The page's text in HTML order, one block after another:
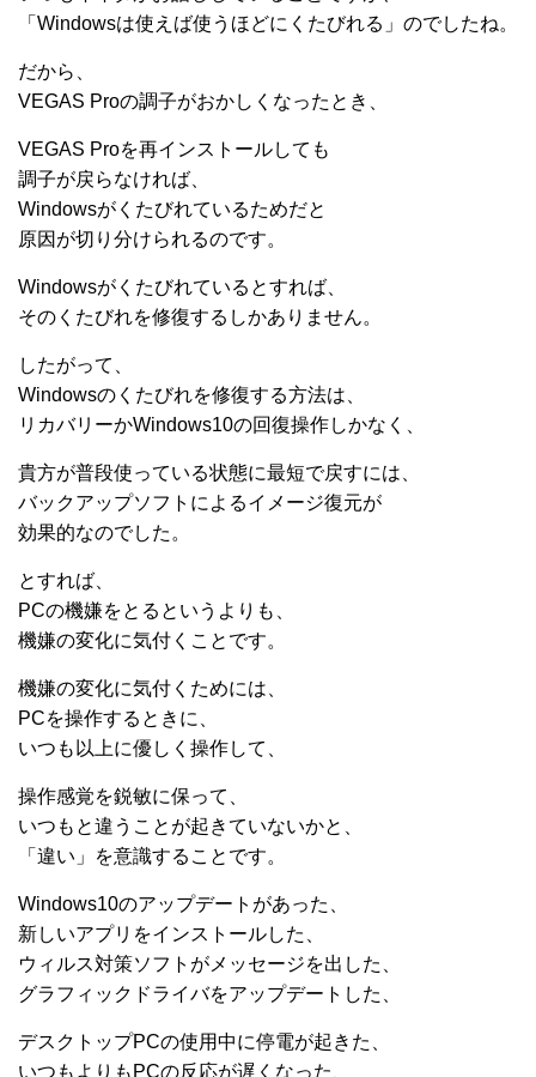
「Windowsは使えば使うほどにくたびれる」のでしたね。
だから、
VEGAS Proの調子がおかしくなったとき、
VEGAS Proを再インストールしても
調子が戻らなければ、
Windowsがくたびれているためだと
原因が切り分けられるのです。
Windowsがくたびれているとすれば、
そのくたびれを修復するしかありません。
したがって、
Windowsのくたびれを修復する方法は、
リカバリーかWindows10の回復操作しかなく、
貴方が普段使っている状態に最短で戻すには、
バックアップソフトによるイメージ復元が
効果的なのでした。
とすれば、
PCの機嫌をとるというよりも、
機嫌の変化に気付くことです。
機嫌の変化に気付くためには、
PCを操作するときに、
いつも以上に優しく操作して、
操作感覚を鋭敏に保って、
いつもと違うことが起きていないかと、
「違い」を意識することです。
Windows10のアップデートがあった、
新しいアプリをインストールした、
ウィルス対策ソフトがメッセージを出した、
グラフィックドライバをアップデートした、
デスクトップPCの使用中に停電が起きた、
いつもよりもPCの反応が遅くなった、